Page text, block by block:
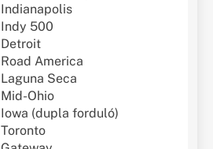
Indianapolis
Indy 500
Detroit
Road America
Laguna Seca
Mid-Ohio
Iowa (dupla forduló)
Toronto